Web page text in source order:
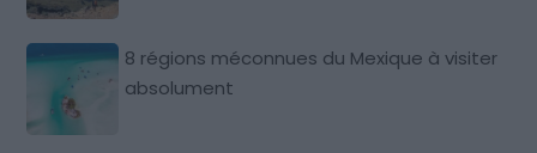
8 régions méconnues du Mexique à visiter
absolument